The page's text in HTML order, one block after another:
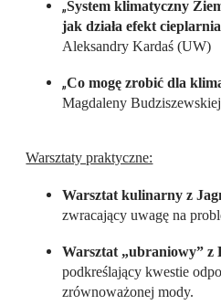
„System klimatyczny
jak działa efekt
Aleksandry Kardaś (UW)
„Co mogę zrobić dla
Magdaleny
Warsztaty praktyczne:
Warsztat kulinarny z
zwracający uwagę na
Warsztat „ubraniowy” z
podkreślający kwestie
zrównoważonej mody.